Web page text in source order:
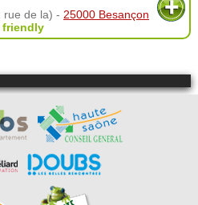
rue de la) - 25000 Besançon
friendly